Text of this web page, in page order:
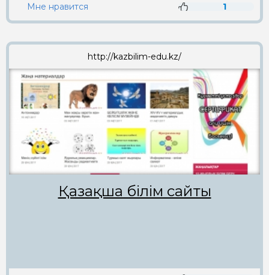
1
Мне нравится
http://kazbilim-edu.kz/
Қазақша білім сайты